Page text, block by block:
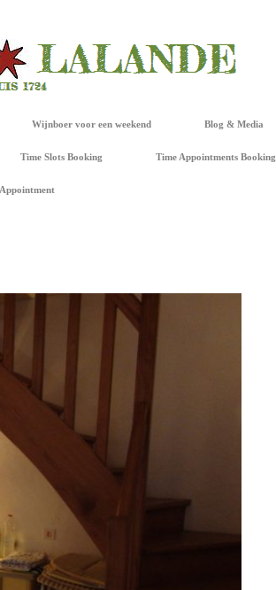
Wijnboer voor een weekend Blog & Media
Time Slots Booking Time Appointments Booking